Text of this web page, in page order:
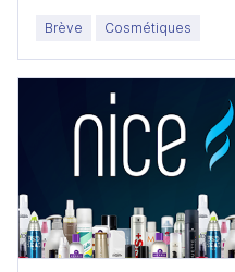
Brève Cosmétiques